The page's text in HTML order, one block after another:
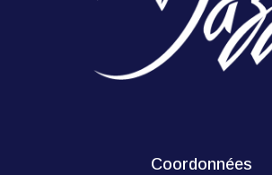
Coordonnées